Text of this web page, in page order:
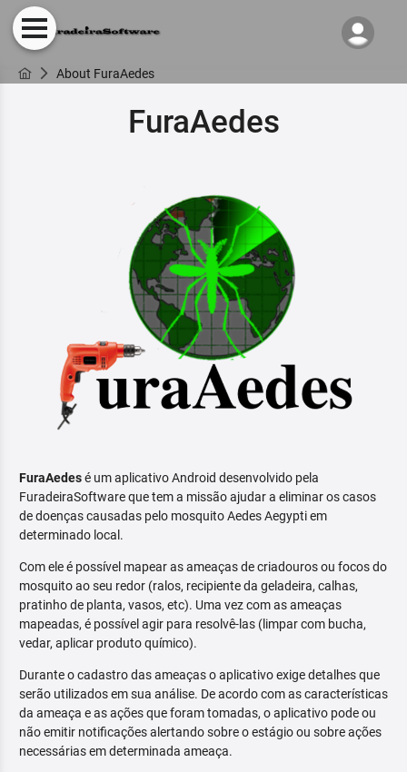
About FuraAedes
FuraAedes
FuraAedesé um aplicativo Android desenvolvido pela
FuradeiraSoftware que tem a missão ajudar a eliminar os casos
de doenças causadas pelo mosquito Aedes Aegypti em
determinado local.
Com ele é possível mapear as ameaças de criadouros ou focos do
mosquito ao seu redor (ralos, recipiente da geladeira, calhas,
pratinho de planta, vasos, etc). Uma vez com as ameaças
mapeadas, é possível agir para resolvê-las (limpar com bucha,
vedar, aplicar produto químico).
Durante o cadastro das ameaças o aplicativo exige detalhes que
serão utilizados em sua análise. De acordo com as características
da ameaça e as ações que foram tomadas, o aplicativo pode ou
não emitir notificações alertando sobre o estágio ou sobre ações
necessárias em determinada ameaça.